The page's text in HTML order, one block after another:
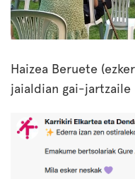
Haizea Beruete
jaialdian gai-jartzaile